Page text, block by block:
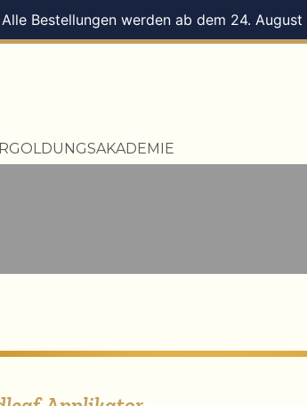
Bestellungen werden ab dem 24.